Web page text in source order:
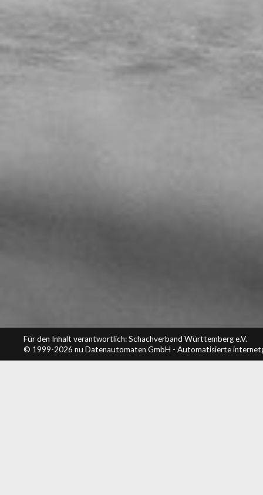
Für den Inhalt verantwortlich: Schachverband Württemberg e.V.
© 1999-2026 nu Datenautomaten GmbH - Automatisierte